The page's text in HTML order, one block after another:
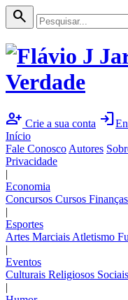
search
person_add Crie a sua conta login
Início
Fale Conosco Autores
Privacidade
|
Economia
Concursos Cursos Finanças
|
Esportes
Artes Marciais Atletismo
|
Eventos
Culturais Religiosos Sociais
|